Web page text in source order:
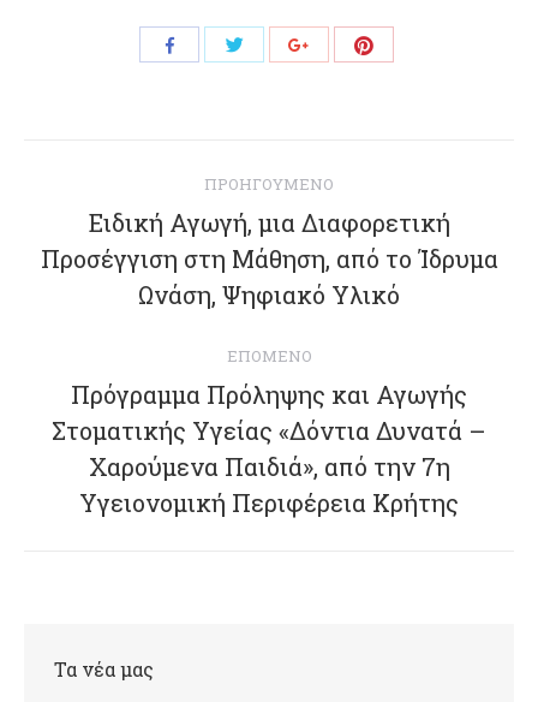
Share
Share
Share
navigation
ΠΡΟΗΓΟΎΜΕΝΟ
Previous
post:
Ειδική Αγωγή, μια Διαφορετική
Προσέγγιση στη Μάθηση, από το Ίδρυμα
Ωνάση, Ψηφιακό Υλικό
ΕΠΌΜΕΝΟ
Next
post:
Πρόγραμμα Πρόληψης και Αγωγής
Στοματικής Υγείας «Δόντια Δυνατά –
Χαρούμενα Παιδιά», από την 7η
Υγειονομική Περιφέρεια Κρήτης
Τα νέα μας